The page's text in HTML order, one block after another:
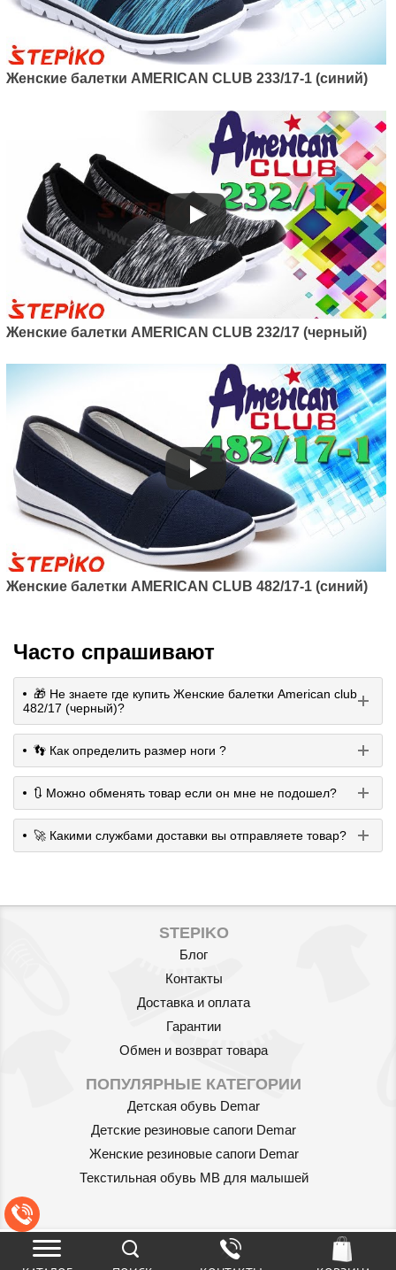
Женские балетки AMERICAN CLUB 233/17-1 (синий)
Женские балетки AMERICAN CLUB 232/17 (черный)
Женские балетки AMERICAN CLUB 482/17-1 (синий)
Часто спрашивают
🎁 Не знаете где купить Женские балетки American club
482/17 (черный)?
👣 Как определить размер ноги ?
🔃 Можно обменять товар если он мне не подошел?
🚀 Какими службами доставки вы отправляете товар?
STEPIKO
Блог
Контакты
Доставка и оплата
Гарантии
Обмен и возврат товара
ПОПУЛЯРНЫЕ КАТЕГОРИИ
Детская обувь Demar
Детские резиновые сапоги Demar
Женские резиновые сапоги Demar
Текстильная обувь MB для малышей